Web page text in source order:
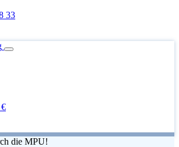
33
die MPU!